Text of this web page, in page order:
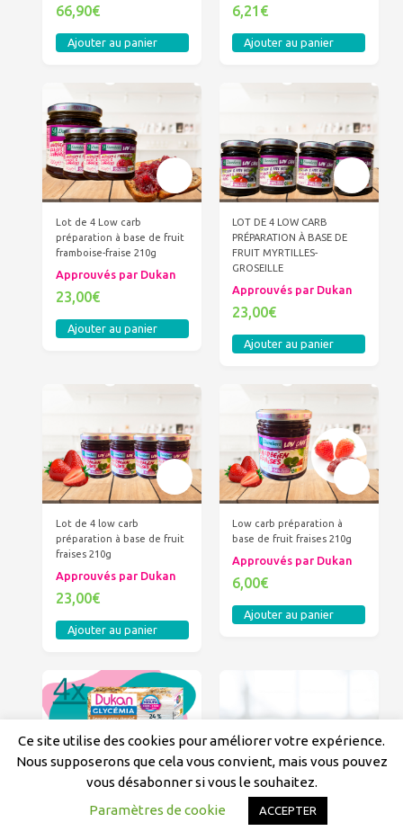
66,90€
Ajouter au panier
6,21€
Ajouter au panier
Lot de 4 Low carb
préparation à base de fruit
framboise-fraise 210g
Approuvés par Dukan
23,00€
Ajouter au panier
LOT DE 4 LOW CARB
PRÉPARATION À BASE DE
FRUIT MYRTILLES-
GROSEILLE
Approuvés par Dukan
23,00€
Ajouter au panier
Lot de 4 low carb
préparation à base de fruit
fraises 210g
Approuvés par Dukan
23,00€
Ajouter au panier
Low carb préparation à
base de fruit fraises 210g
Approuvés par Dukan
6,00€
Ajouter au panier
Lot de 4 Dukan barres
LOT DE 4 LOW CARB
PRÉPARATION À BASE DE
Ce site utilise des cookies pour améliorer votre expérience.
Nous supposerons que cela vous convient, mais vous pouvez
vous désabonner si vous le souhaitez.
Paramètres de cookie
ACCEPTER